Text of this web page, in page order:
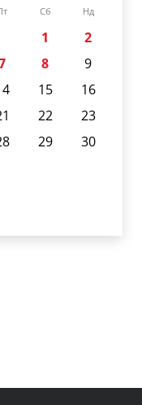
Сб Нд
1
2
8
9
15
16
22
23
29
30